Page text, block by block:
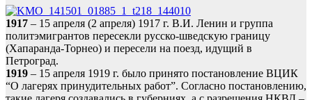
1917 – 15 апреля (2 апреля) 1917 г. В.И. Ленин и группа
политэмигрантов пересекли русско-шведскую границу
(Хапаранда-Торнео) и пересели на поезд, идущий в
Петроград.
1919 – 15 апреля 1919 г. было принято постановление ВЦИК
“О лагерях принудительных работ”. Согласно постановлению,